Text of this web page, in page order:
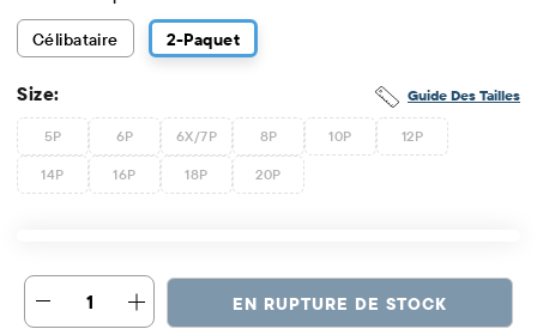
Célibataire 2-Paquet
Guide Des Tailles
Size:
5P 6P 6X/7P 8P 10P 12P
14P 16P 18P 20P
1 EN RUPTURE DE STOCK